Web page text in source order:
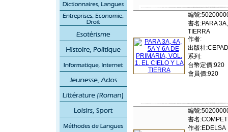
編號
書名:PARA
TIERRA
作者:
出版社
系列:
台幣定價:920
會員價:920
編號
書名
作者:EDELSA